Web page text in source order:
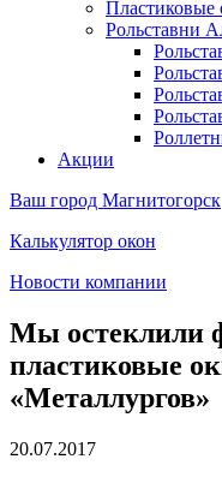
Пластиковые
Рольставни
Акции
Ваш город Магнитогорск
Калькулятор окон
Новости компании
Мы остеклили
пластиковые
«Металлургов»
20.07.2017